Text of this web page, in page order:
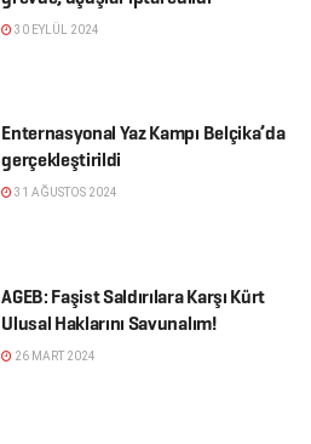
30 EYLÜL 2024
Enternasyonal Yaz Kampı Belçika’da
gerçekleştirildi
31 AĞUSTOS 2024
AGEB: Faşist Saldırılara Karşı Kürt
Ulusal Haklarını Savunalım!
26 MART 2024